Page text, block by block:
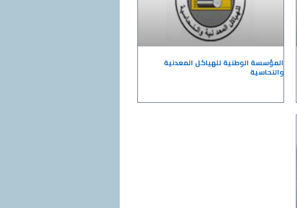
المؤسسة الوطنية للهياكل المعدنية
والنحاسية